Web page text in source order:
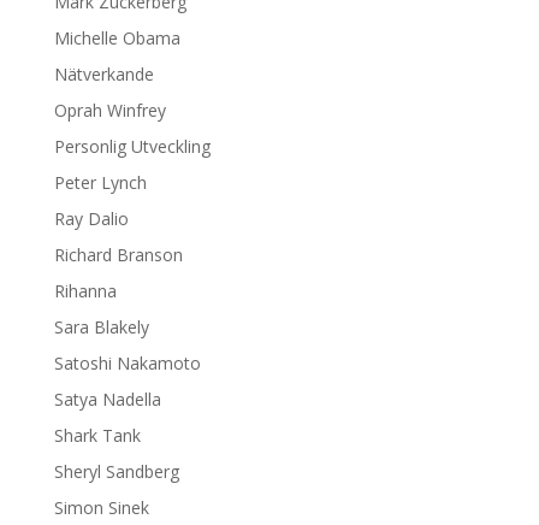
Michelle Obama
Nätverkande
Oprah Winfrey
Personlig Utveckling
Peter Lynch
Ray Dalio
Richard Branson
Rihanna
Sara Blakely
Satoshi Nakamoto
Satya Nadella
Shark Tank
Sheryl Sandberg
Simon Sinek